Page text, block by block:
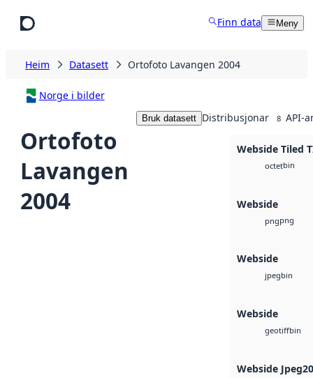
Finn data Meny
Heim Datasett Ortofoto Lavangen 2004
Norge i bilder
Ortofoto
Lavangen
2004
Bruk datasett Distribusjonar 8 API-
Webside Tiled
octetbin
Webside
pngpng
Webside
jpegbin
Webside
geotiffbin
Webside